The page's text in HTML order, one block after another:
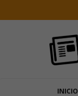
INICIO